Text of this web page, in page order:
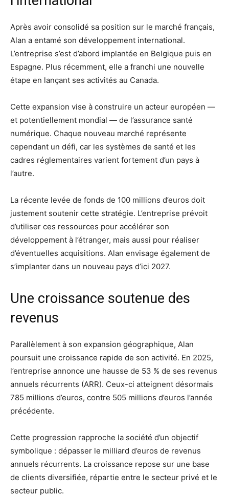
Après avoir consolidé sa position sur le marché français,
Alan a entamé son développement international.
L’entreprise s’est d’abord implantée en Belgique puis en
Espagne. Plus récemment, elle a franchi une nouvelle
étape en lançant ses activités au Canada.
Cette expansion vise à construire un acteur européen —
et potentiellement mondial — de l’assurance santé
numérique. Chaque nouveau marché représente
cependant un défi, car les systèmes de santé et les
cadres réglementaires varient fortement d’un pays à
l’autre.
La récente levée de fonds de 100 millions d’euros doit
justement soutenir cette stratégie. L’entreprise prévoit
d’utiliser ces ressources pour accélérer son
développement à l’étranger, mais aussi pour réaliser
d’éventuelles acquisitions. Alan envisage également de
s’implanter dans un nouveau pays d’ici 2027.
Une croissance soutenue des
revenus
Parallèlement à son expansion géographique, Alan
poursuit une croissance rapide de son activité. En 2025,
l’entreprise annonce une hausse de 53 % de ses revenus
annuels récurrents (ARR). Ceux-ci atteignent désormais
785 millions d’euros, contre 505 millions d’euros l’année
précédente.
Cette progression rapproche la société d’un objectif
symbolique : dépasser le milliard d’euros de revenus
annuels récurrents. La croissance repose sur une base
de clients diversifiée, répartie entre le secteur privé et le
secteur public.